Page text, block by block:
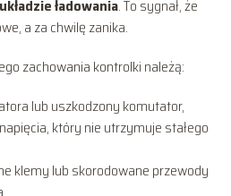
ładowania. To sygnał, że
a za chwilę zanika.
zachowania kontrolki należą:
lub uszkodzony komutator,
który nie utrzymuje stałego
klemy lub skorodowane przewody